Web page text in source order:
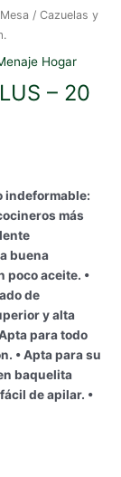
/ Cazuelas y
Hogar
– 20
indeformable:
más
buena
poco aceite. •
de
y alta
para todo
• Apta para su
baquelita
de apilar. •